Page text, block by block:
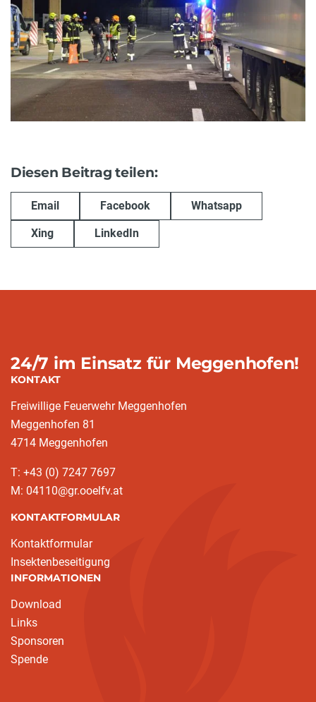
Diesen Beitrag teilen:
Email Facebook Whatsapp
Xing LinkedIn
24/7 im Einsatz für Meggenhofen!
KONTAKT
Freiwillige Feuerwehr Meggenhofen
Meggenhofen 81
4714 Meggenhofen
T: +43 (0) 7247 7697
M: 04110@gr.ooelfv.at
KONTAKTFORMULAR
Kontaktformular
Insektenbeseitigung
INFORMATIONEN
Download
Links
Sponsoren
Spende